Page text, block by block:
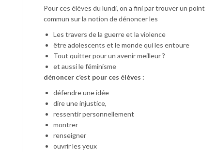
Pour ces élèves du lundi, on a fini par trouver un point
commun sur la notion de dénoncer les
Les travers de la guerre et la violence
être adolescents et le monde qui les entoure
Tout quitter pour un avenir meilleur ?
et aussi le féminisme
dénoncer c’est pour ces élèves :
défendre une idée
dire une injustice,
ressentir personnellement
montrer
renseigner
ouvrir les yeux